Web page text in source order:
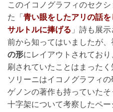
このイコノグラフィのセクシ
た「 青い眼をしたアリの話を
サルトルに捧げる 」詩も展
前から知ってはいましたが
の形にレイアウトされてお
刷されていたことはまった
ソリーニはイコノグラフィ
ゲノンの著作も持っていた
十字架について考察したペ